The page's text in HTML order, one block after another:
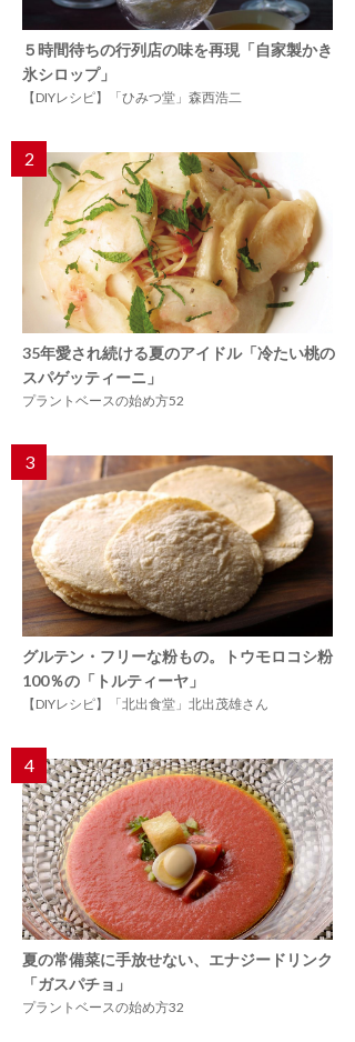
５時間待ちの行列店の味を再現「自家製かき
氷シロップ」
【DIYレシピ】「ひみつ堂」森西浩二
2
35年愛され続ける夏のアイドル「冷たい桃の
スパゲッティーニ」
プラントベースの始め方52
3
グルテン・フリーな粉もの。トウモロコシ粉
100％の「トルティーヤ」
【DIYレシピ】「北出食堂」北出茂雄さん
4
夏の常備菜に手放せない、エナジードリンク
「ガスパチョ」
プラントベースの始め方32